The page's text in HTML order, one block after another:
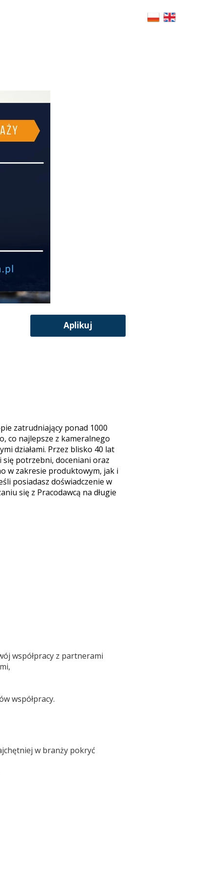
Aplikuj
zatrudniający ponad 1000
co najlepsze z kameralnego
działami. Przez blisko 40 lat
się potrzebni, doceniani oraz
w zakresie produktowym, jak i
posiadasz doświadczenie w
się z Pracodawcą na długie
współpracy z partnerami
współpracy.
w branży pokryć